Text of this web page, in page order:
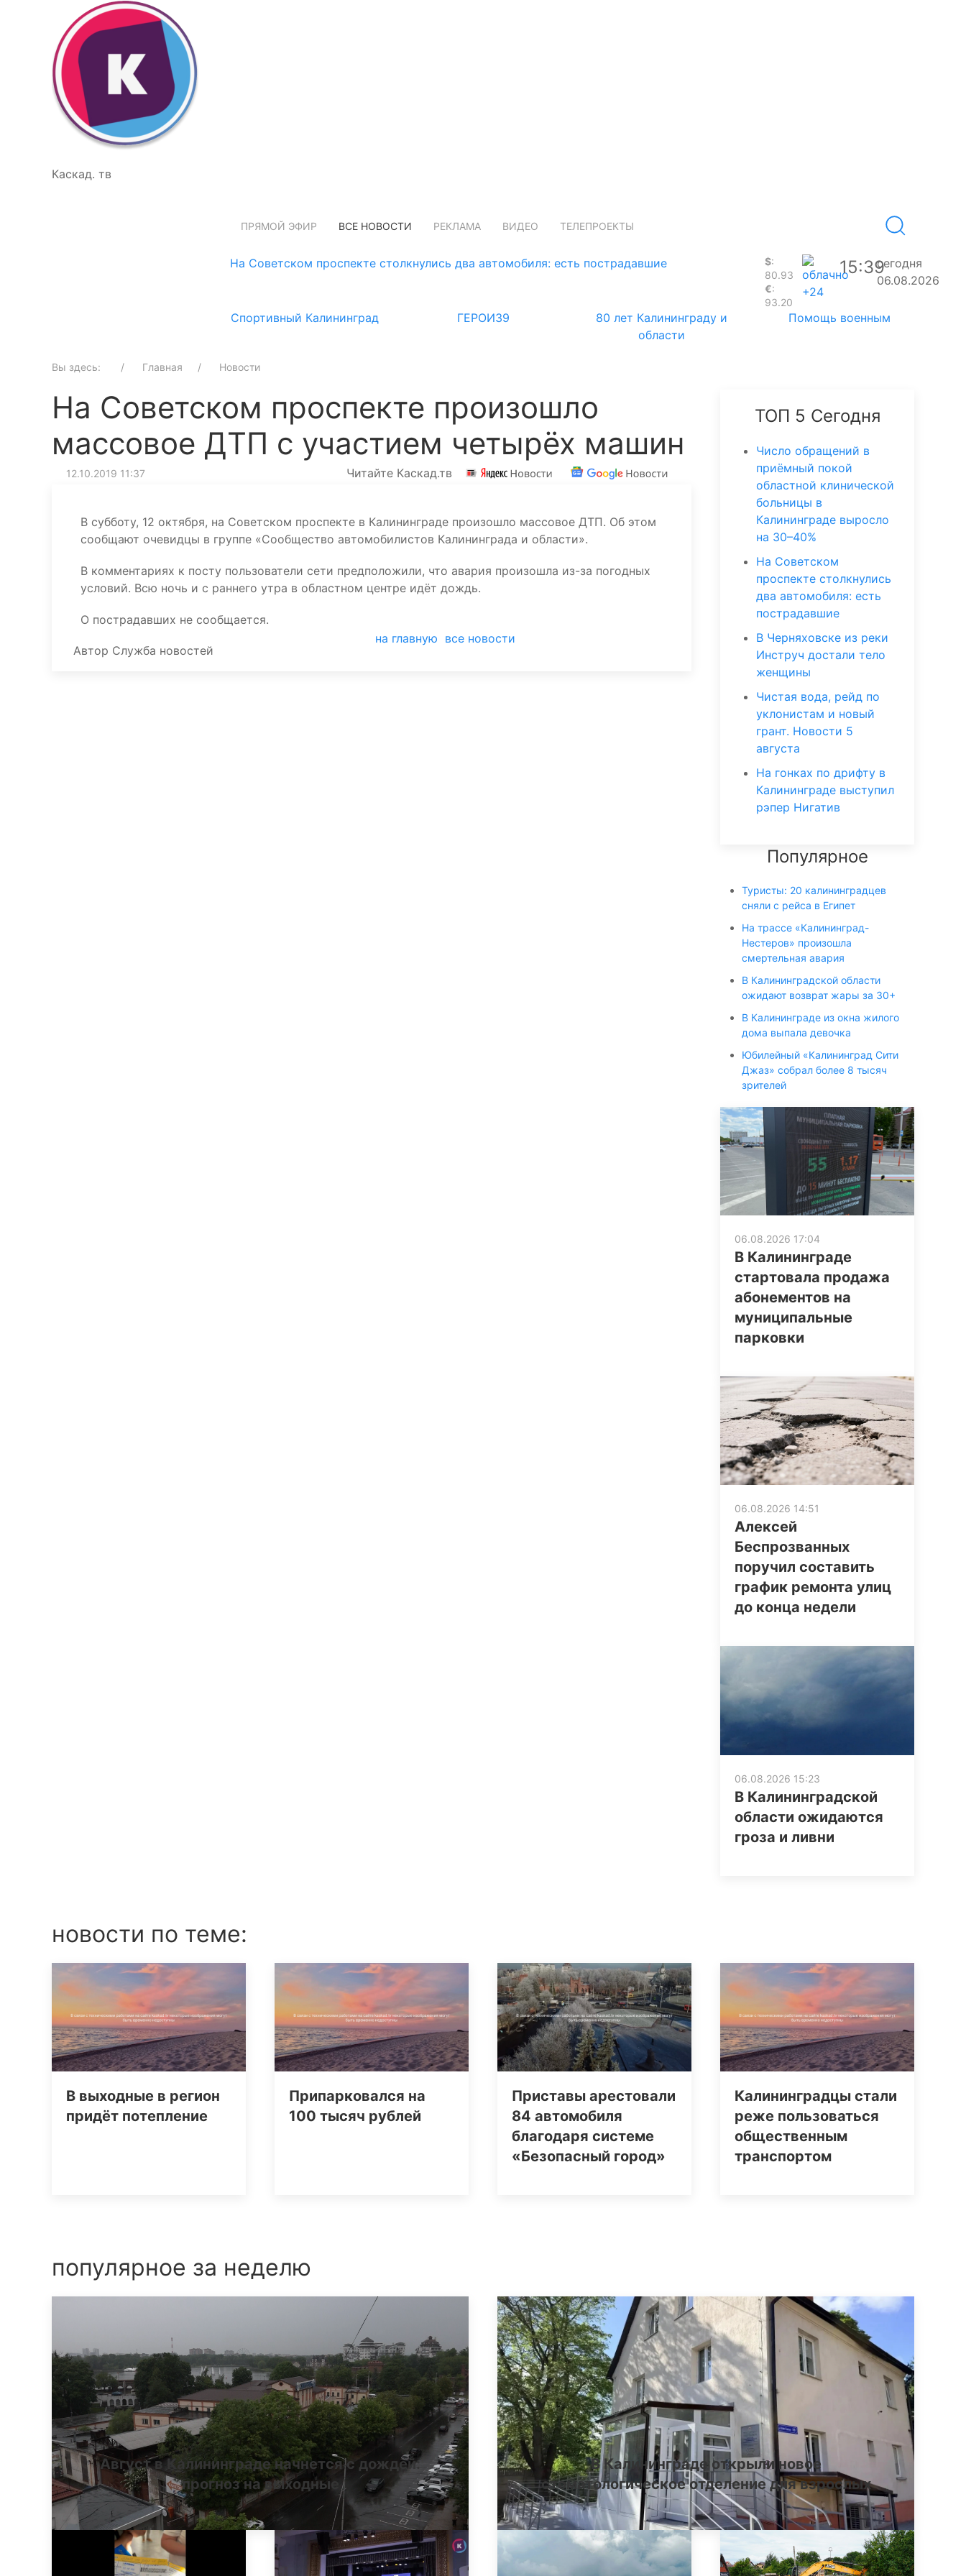
Каскад. тв
ПРЯМОЙ ЭФИР ВСЕ НОВОСТИ РЕКЛАМА ВИДЕО ТЕЛЕПРОЕКТЫ
На Советском проспекте столкнулись два автомобиля: есть пострадавшие $:
80.93
€:
93.20
+24
15:39сегодня
06.08.2026
Спортивный Калининград ГЕРОИ39
80 лет Калининграду и
области
Помощь военным
Вы здесь: Главная Новости
На Советском проспекте произошло
массовое ДТП с участием четырёх машин
12.10.2019 11:37 Читайте Каскад.тв
В субботу, 12 октября, на Советском проспекте в Калининграде произошло массовое ДТП. Об этом
сообщают очевидцы в группе «Сообщество автомобилистов Калининграда и области».
В комментариях к посту пользователи сети предположили, что авария произошла из-за погодных
условий. Всю ночь и с раннего утра в областном центре идёт дождь.
О пострадавших не сообщается.
Автор Служба новостей
на главную все новости
ТОП 5 Сегодня
Число обращений в
приёмный покой
областной клинической
больницы в
Калининграде выросло
на 30–40%
На Советском
проспекте столкнулись
два автомобиля: есть
пострадавшие
В Черняховске из реки
Инструч достали тело
женщины
Чистая вода, рейд по
уклонистам и новый
грант. Новости 5
августа
На гонках по дрифту в
Калининграде выступил
рэпер Нигатив
Популярное
Туристы: 20 калининградцев
сняли с рейса в Египет
На трассе «Калининград-
Нестеров» произошла
смертельная авария
В Калининградской области
ожидают возврат жары за 30+
В Калининграде из окна жилого
дома выпала девочка
Юбилейный «Калининград Сити
Джаз» собрал более 8 тысяч
зрителей
06.08.2026 17:04
В Калининграде
стартовала продажа
абонементов на
муниципальные
парковки
06.08.2026 14:51
Алексей
Беспрозванных
поручил составить
график ремонта улиц
до конца недели
06.08.2026 15:23
В Калининградской
области ожидаются
гроза и ливни
новости по теме:
В выходные в регион
придёт потепление
Припарковался на
100 тысяч рублей
Приставы арестовали
84 автомобиля
благодаря системе
«Безопасный город»
Калининградцы стали
реже пользоваться
общественным
транспортом
популярное за неделю
Август в Калининграде начнется с дождей:
прогноз на выходные
В Калининграде открыли новое
стоматологическое отделение для взрослых